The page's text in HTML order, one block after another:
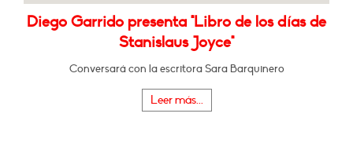
Diego Garrido presenta "Libro de los días de
Stanislaus Joyce"
Conversará con la escritora Sara Barquinero
Leer más...